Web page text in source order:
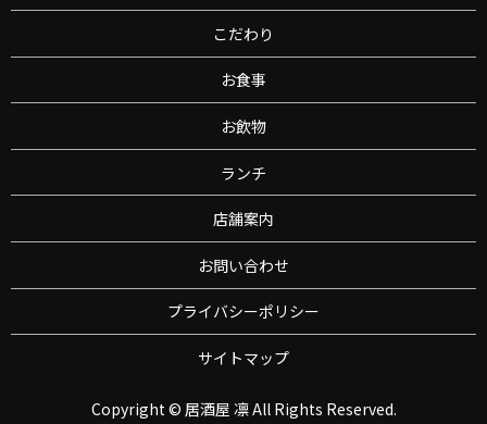
こだわり
お食事
お飲物
ランチ
店舗案内
お問い合わせ
プライバシーポリシー
サイトマップ
Copyright © 居酒屋 凛 All Rights Reserved.